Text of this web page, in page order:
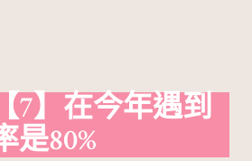
7】在今年遇到
是80%